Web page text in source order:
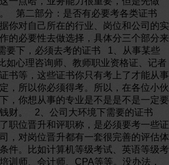
第二部分：是否有必要考各类证书
你对自己所在的行业、岗位和公司的实
的必要性去做选择，具体分三个部分来
要下，必须去考的证书 1、从事某些
心理咨询师、教师职业资格证、记者
书等，这些证书你只有考上了才能从事
，所以你必须得考。所以，在各位小伙
，你想从事的专业是不是是不是一定要
财。 2、公司大环境下需要的证书
职位晋升和评职称，是必须要考一些证
，对岗位晋升都有一套很完善的评估体
件。比如计算机等级考试、英语等级考
训师、会计师、CPA等等。没办法，